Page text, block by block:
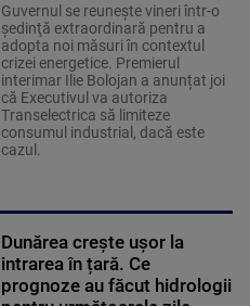
Guvernul se reuneşte vineri într-o
şedinţă extraordinară pentru a
adopta noi măsuri în contextul
crizei energetice. Premierul
interimar Ilie Bolojan a anunțat joi
că Executivul va autoriza
Transelectrica să limiteze
consumul industrial, dacă este
cazul.
Dunărea crește ușor la
intrarea în țară. Ce
prognoze au făcut hidrologii